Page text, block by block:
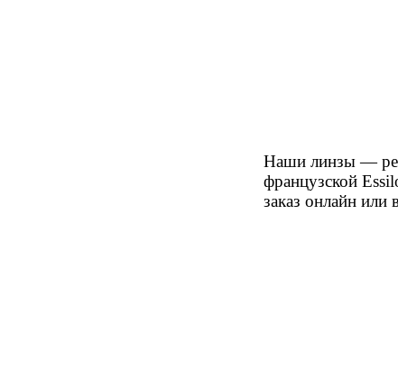
Наши линзы —
французской
заказ онлайн или